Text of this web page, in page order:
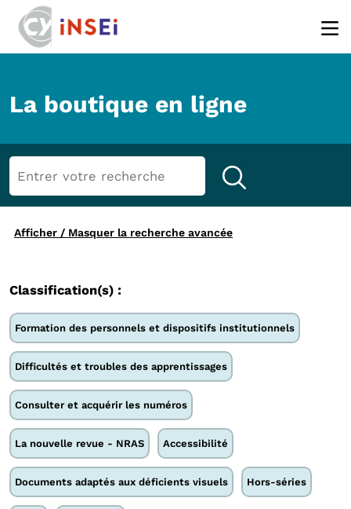
La boutique en ligne
Afficher / Masquer la recherche avancée
Classification(s) :
Formation des personnels et dispositifs institutionnels
Difficultés et troubles des apprentissages
Consulter et acquérir les numéros
La nouvelle revue - NRAS Accessibilité
Documents adaptés aux déficients visuels Hors-séries